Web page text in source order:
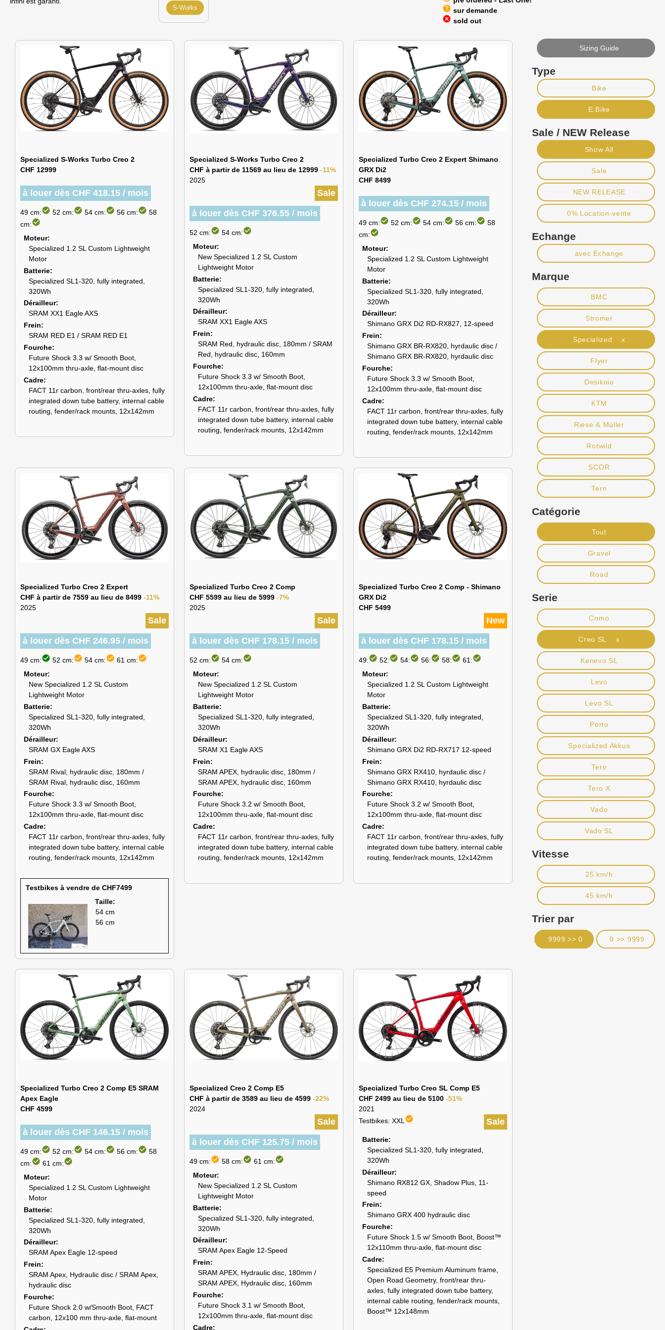
S-Works help sur demande
cancel sold out
Specialized S-Works Turbo Creo 2
CHF 12999
à louer dès CHF 418.15 / mois
49 cm:check_circle 52 cm:check_circle 54 cm:check_circle 56 cm:check_circle 58
cm:check_circle
Moteur
Specialized 1.2 SL Custom Lightweight
Motor
Batterie
Specialized SL1-320, fully integrated,
320Wh
Dérailleur
SRAM XX1 Eagle AXS
Frein
SRAM RED E1 / SRAM RED E1
Fourche
Future Shock 3.3 w/ Smooth Boot,
12x100mm thru-axle, flat-mount disc
Cadre
FACT 11r carbon, front/rear thru-axles, fully
integrated down tube battery, internal cable
routing, fender/rack mounts, 12x142mm
Specialized S-Works Turbo Creo 2
CHF à partir de 11569 au lieu de 12999 -11%
2025
Sale
à louer dès CHF 376.55 / mois
52 cm:check_circle 54 cm:check_circle
Moteur
New Specialized 1.2 SL Custom
Lightweight Motor
Batterie
Specialized SL1-320, fully integrated,
320Wh
Dérailleur
SRAM XX1 Eagle AXS
Frein
SRAM Red, hydraulic disc, 180mm / SRAM
Red, hydraulic disc, 160mm
Fourche
Future Shock 3.3 w/ Smooth Boot,
12x100mm thru-axle, flat-mount disc
Cadre
FACT 11r carbon, front/rear thru-axles, fully
integrated down tube battery, internal cable
routing, fender/rack mounts, 12x142mm
Specialized Turbo Creo 2 Expert Shimano
GRX Di2
CHF 8499
à louer dès CHF 274.15 / mois
49 cm:check_circle 52 cm:check_circle 54 cm:check_circle 56 cm:check_circle 58
cm:check_circle
Moteur
Specialized 1.2 SL Custom Lightweight
Motor
Batterie
Specialized SL1-320, fully integrated,
320Wh
Dérailleur
Shimano GRX Di2 RD-RX827, 12-speed
Frein
Shimano GRX BR-RX820, hyrdaulic disc /
Shimano GRX BR-RX820, hyrdaulic disc
Fourche
Future Shock 3.3 w/ Smooth Boot,
12x100mm thru-axle, flat-mount disc
Cadre
FACT 11r carbon, front/rear thru-axles, fully
integrated down tube battery, internal cable
routing, fender/rack mounts, 12x142mm
Specialized Turbo Creo 2 Expert
CHF à partir de 7559 au lieu de 8499 -11%
2025
Sale
à louer dès CHF 246.95 / mois
49 cm:check_circle 52 cm:check_circle 54 cm:check_circle 61 cm:check_circle
Moteur
New Specialized 1.2 SL Custom
Lightweight Motor
Batterie
Specialized SL1-320, fully integrated,
320Wh
Dérailleur
SRAM GX Eagle AXS
Frein
SRAM Rival, hydraulic disc, 180mm /
SRAM Rival, hydraulic disc, 160mm
Fourche
Future Shock 3.3 w/ Smooth Boot,
12x100mm thru-axle, flat-mount disc
Cadre
FACT 11r carbon, front/rear thru-axles, fully
integrated down tube battery, internal cable
routing, fender/rack mounts, 12x142mm
Testbikes à vendre de CHF7499
Taille:
54 cm
56 cm
Specialized Turbo Creo 2 Comp
CHF 5599 au lieu de 5999 -7%
2025
Sale
à louer dès CHF 178.15 / mois
52 cm:check_circle 54 cm:check_circle
Moteur
New Specialized 1.2 SL Custom
Lightweight Motor
Batterie
Specialized SL1-320, fully integrated,
320Wh
Dérailleur
SRAM X1 Eagle AXS
Frein
SRAM APEX, hydraulic disc, 180mm /
SRAM APEX, hydraulic disc, 160mm
Fourche
Future Shock 3.2 w/ Smooth Boot,
12x100mm thru-axle, flat-mount disc
Cadre
FACT 11r carbon, front/rear thru-axles, fully
integrated down tube battery, internal cable
routing, fender/rack mounts, 12x142mm
Specialized Turbo Creo 2 Comp - Shimano
GRX Di2
CHF 5499
New
à louer dès CHF 178.15 / mois
49:check_circle 52:check_circle 54:check_circle 56:check_circle 58:check_circle 61:check_circle
Moteur
Specialized 1.2 SL Custom Lightweight
Motor
Batterie
Specialized SL1-320, fully integrated,
320Wh
Dérailleur
Shimano GRX Di2 RD-RX717 12-speed
Frein
Shimano GRX RX410, hyrdaulic disc /
Shimano GRX RX410, hyrdaulic disc
Fourche
Future Shock 3.2 w/ Smooth Boot,
12x100mm thru-axle, flat-mount disc
Cadre
FACT 11r carbon, front/rear thru-axles, fully
integrated down tube battery, internal cable
routing, fender/rack mounts, 12x142mm
Specialized Turbo Creo 2 Comp E5 SRAM
Apex Eagle
CHF 4599
à louer dès CHF 146.15 / mois
49 cm:check_circle 52 cm:check_circle 54 cm:check_circle 56 cm:check_circle 58
cm:check_circle 61 cm:check_circle
Moteur
Specialized 1.2 SL Custom Lightweight
Motor
Batterie
Specialized SL1-320, fully integrated,
320Wh
Dérailleur
SRAM Apex Eagle 12-speed
Frein
SRAM Apex, Hydraulic disc / SRAM Apex,
hydraulic disc
Fourche
Future Shock 2.0 w/Smooth Boot, FACT
carbon, 12x100 mm thru-axle, flat-mount
Specialized Creo 2 Comp E5
CHF à partir de 3589 au lieu de 4599 -22%
2024
Sale
à louer dès CHF 125.75 / mois
49 cm:check_circle 58 cm:check_circle 61 cm:check_circle
Moteur
New Specialized 1.2 SL Custom
Lightweight Motor
Batterie
Specialized SL1-320, fully integrated,
320Wh
Dérailleur
SRAM Apex Eagle 12-Speed
Frein
SRAM APEX, Hydraulic disc, 180mm /
SRAM APEX, Hydraulic disc, 160mm
Fourche
Future Shock 3.1 w/ Smooth Boot,
12x100mm thru-axle, flat-mount disc
Cadre
Specialized Turbo Creo SL Comp E5
CHF 2499 au lieu de 5100 -51%
2021
Sale
Testbikes: XXL check_circle
Batterie
Specialized SL1-320, fully integrated,
320Wh
Dérailleur
Shimano RX812 GX, Shadow Plus, 11-
speed
Frein
Shimano GRX 400 hydraulic disc
Fourche
Future Shock 1.5 w/ Smooth Boot, Boost™
12x110mm thru-axle, flat-mount disc
Cadre
Specialized E5 Premium Aluminum frame,
Open Road Geometry, front/rear thru-
axles, fully integrated down tube battery,
internal cable routing, fender/rack mounts,
Boost™ 12x148mm
Sizing Guide
Type
Bike
E:Bike
Sale / NEW Release
Show All
Sale
NEW RELEASE
0% Location-vente
Echange
avec Echange
Marque
BMC
Stromer
Specialized x
Flyer
Desiknio
KTM
Riese & Müller
Rotwild
SCOR
Tern
Catégorie
Tout
Gravel
Road
Serie
Como
Creo SL x
Kenevo SL
Levo
Levo SL
Porto
Specialized Akkus
Tero
Tero X
Vado
Vado SL
Vitesse
25 km/h
45 km/h
Trier par
9999 >> 0 0 >> 9999